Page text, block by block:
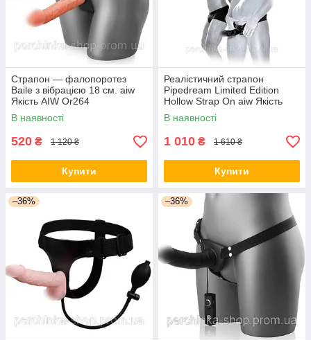
Страпон — фалопоротез
Baile з вібрацією 18 см. aiw
Якість AIW Or264
В наявності
520 ₴ 1 120 ₴
Купити
Реалістичний страпон
Pipedream Limited Edition
Hollow Strap On aiw Якість
AIW Or232
В наявності
1 010 ₴ 1 610 ₴
Купити
–36% –36%